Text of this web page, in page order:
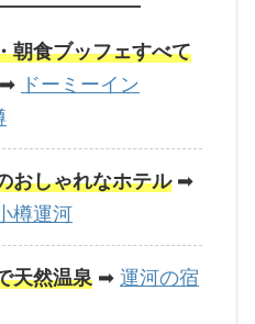
朝食ブッフェすべて
ドーミーイン
おしゃれなホテル➡
樽運河
天然温泉 ➡ 運河の宿